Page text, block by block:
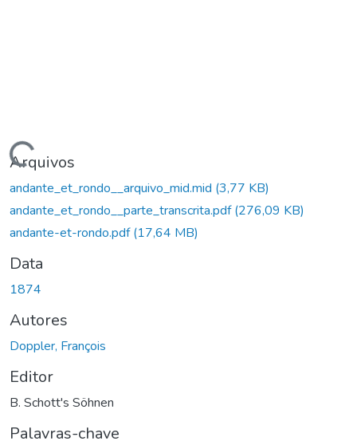
Carregando...
Arquivos
andante_et_rondo__arquivo_mid.mid (3,77 KB)
andante_et_rondo__parte_transcrita.pdf(276,09 KB)
andante-et-rondo.pdf(17,64 MB)
Data
1874
Autores
Doppler, François
Editor
B. Schott's Söhnen
Palavras-chave